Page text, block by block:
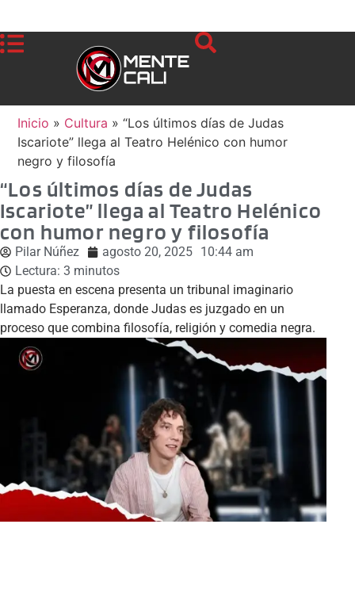
Inicio » Cultura »“Los últimos días de Judas
Iscariote” llega al Teatro Helénico con humor
negro y filosofía
“Los últimos días de Judas
Iscariote” llega al Teatro Helénico
con humor negro y filosofía
Pilar Núñez agosto 20, 2025 10:44 am
Lectura: 3 minutos
La puesta en escena presenta un tribunal imaginario
llamado Esperanza, donde Judas es juzgado en un
proceso que combina filosofía, religión y comedia negra.